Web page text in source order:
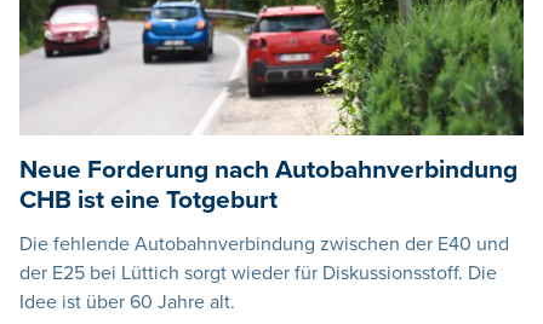
Neue Forderung nach Autobahnverbindung
CHB ist eine Totgeburt
Die fehlende Autobahnverbindung zwischen der E40 und
der E25 bei Lüttich sorgt wieder für Diskussionsstoff. Die
Idee ist über 60 Jahre alt.